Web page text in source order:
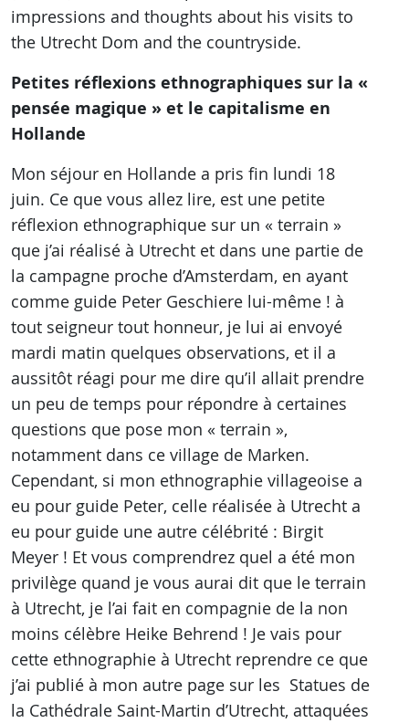
impressions and thoughts about his visits to
the Utrecht Dom and the countryside.
Petites réflexions ethnographiques sur la «
pensée magique » et le capitalisme en
Hollande
Mon séjour en Hollande a pris fin lundi 18
juin. Ce que vous allez lire, est une petite
réflexion ethnographique sur un « terrain »
que j’ai réalisé à Utrecht et dans une partie de
la campagne proche d’Amsterdam, en ayant
comme guide Peter Geschiere lui-même ! à
tout seigneur tout honneur, je lui ai envoyé
mardi matin quelques observations, et il a
aussitôt réagi pour me dire qu’il allait prendre
un peu de temps pour répondre à certaines
questions que pose mon « terrain »,
notamment dans ce village de Marken.
Cependant, si mon ethnographie villageoise a
eu pour guide Peter, celle réalisée à Utrecht a
eu pour guide une autre célébrité : Birgit
Meyer ! Et vous comprendrez quel a été mon
privilège quand je vous aurai dit que le terrain
à Utrecht, je l’ai fait en compagnie de la non
moins célèbre Heike Behrend ! Je vais pour
cette ethnographie à Utrecht reprendre ce que
j’ai publié à mon autre page sur les Statues de
la Cathédrale Saint-Martin d’Utrecht, attaquées